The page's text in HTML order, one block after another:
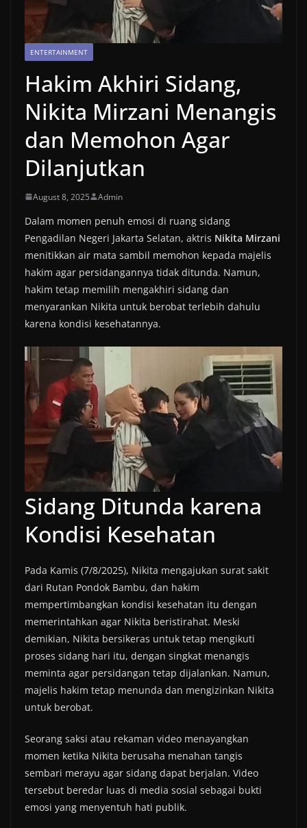
ENTERTAINMENT
Hakim Akhiri Sidang,
Nikita Mirzani Menangis
dan Memohon Agar
Dilanjutkan
August 8, 2025 Admin
Dalam momen penuh emosi di ruang sidang
Pengadilan Negeri Jakarta Selatan, aktris Nikita Mirzani
menitikkan air mata sambil memohon kepada majelis
hakim agar persidangannya tidak ditunda. Namun,
hakim tetap memilih mengakhiri sidang dan
menyarankan Nikita untuk berobat terlebih dahulu
karena kondisi kesehatannya.
Sidang Ditunda karena
Kondisi Kesehatan
Pada Kamis (7/8/2025), Nikita mengajukan surat sakit
dari Rutan Pondok Bambu, dan hakim
mempertimbangkan kondisi kesehatan itu dengan
memerintahkan agar Nikita beristirahat. Meski
demikian, Nikita bersikeras untuk tetap mengikuti
proses sidang hari itu, dengan singkat menangis
meminta agar persidangan tetap dijalankan. Namun,
majelis hakim tetap menunda dan mengizinkan Nikita
untuk berobat.
Seorang saksi atau rekaman video menayangkan
momen ketika Nikita berusaha menahan tangis
sembari merayu agar sidang dapat berjalan. Video
tersebut beredar luas di media sosial sebagai bukti
emosi yang menyentuh hati publik.